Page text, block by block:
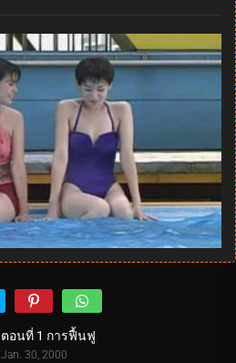
ตอนที่ 1 การฟื้นฟู
Jan. 30, 2000